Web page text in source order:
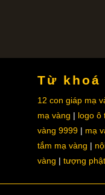
Từ khoá
12 con giáp mạ
mạ vàng
logo ô
vàng 9999
mạ
tắm mạ vàng
vàng
tượng